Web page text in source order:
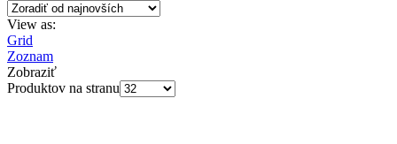
View as:
Grid
Zoznam
Zobraziť
Produktov na stranu